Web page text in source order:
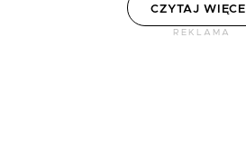
CZYTAJ
REKLAMA